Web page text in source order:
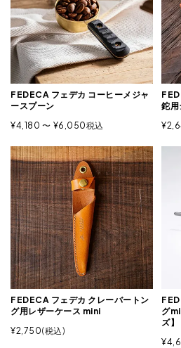
FEDECA フェデカ コーヒーメジャ
ースプーン
¥4,180 〜 ¥6,050税込
鉈用
¥
FEDECA フェデカ クレーバートン
グ用レザーケース mini
¥2,750 税込
グ
ズ】
¥